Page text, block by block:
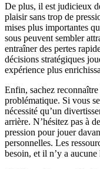
De plus, il est judicieux
plaisir sans trop de
mises plus importantes
sous peuvent sembler
entraîner des pertes
décisions stratégiques
expérience plus
Enfin, sachez
problématique. Si vous
nécessité qu’un
arrière. N’hésitez pas à
pression pour jouer
personnelles. Les
besoin, et il n’y a